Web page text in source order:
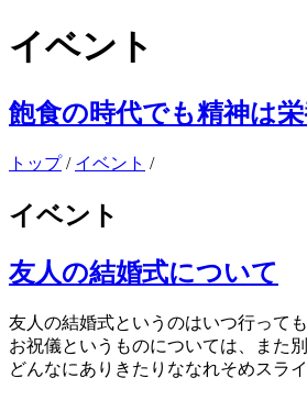
イベント
飽食の時代でも精神は栄
トップ/ イベント /
イベント
友人の結婚式について
友人の結婚式というのはいつ行っても
お祝儀というものについては、また別
どんなにありきたりななれそめスラ